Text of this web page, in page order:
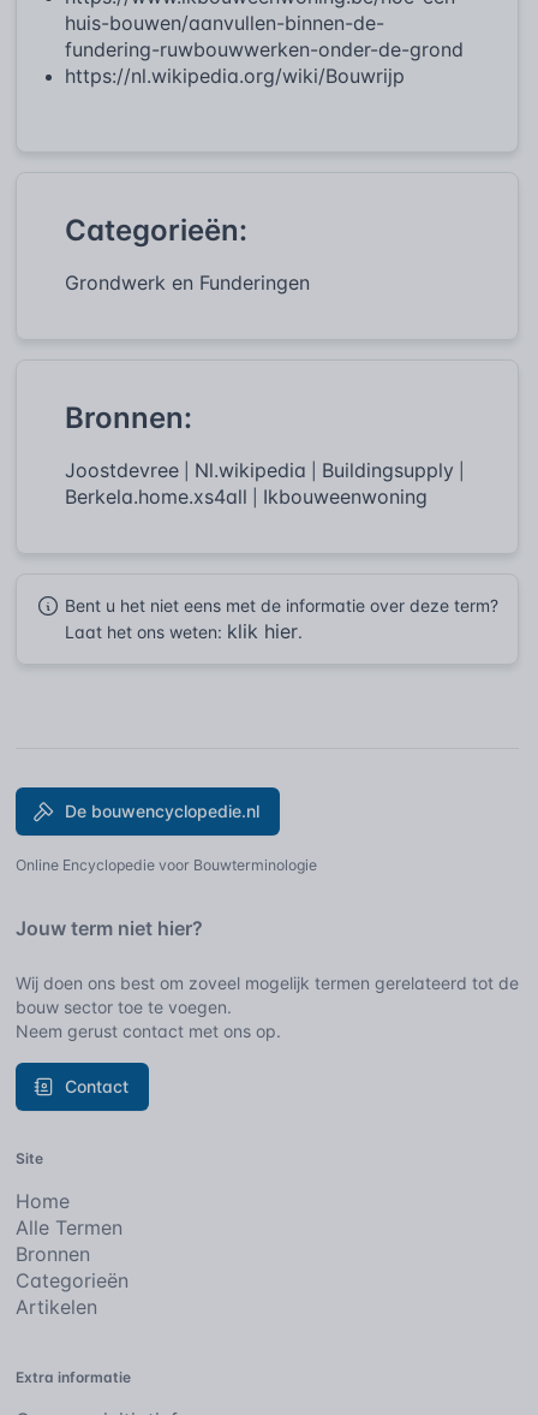
huis-bouwen/aanvullen-binnen-de-
fundering-ruwbouwwerken-onder-de-grond
https://nl.wikipedia.org/wiki/Bouwrijp
Categorieën:
Grondwerk en Funderingen
Bronnen:
Joostdevree Nl.wikipedia Buildingsupply
Berkela.home.xs4all Ikbouweenwoning
Bent u het niet eens met de informatie over deze term?
Laat het ons weten: klik hier.
De bouwencyclopedie.nl
Online Encyclopedie voor Bouwterminologie
Jouw term niet hier?
Wij doen ons best om zoveel mogelijk termen gerelateerd tot de
bouw sector toe te voegen.
Neem gerust contact met ons op.
Contact
Site
Home
Alle Termen
Bronnen
Categorieën
Artikelen
Extra informatie